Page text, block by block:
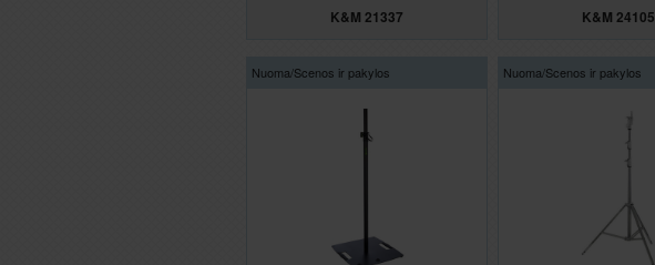
K&M 21337 K&M 24105
Nuoma/Scenos ir pakylos Nuoma/Scenos ir pakylos